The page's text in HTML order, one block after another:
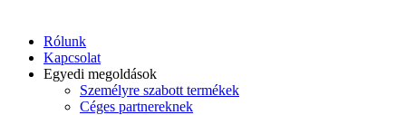
Rólunk
Kapcsolat
Egyedi megoldások
Személyre szabott termékek
Céges partnereknek